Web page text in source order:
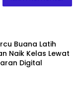
Buana Latih
Naik Kelas Lewat
Digital